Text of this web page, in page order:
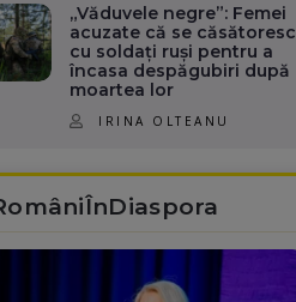
„Văduvele negre”: Femei
acuzate că se căsătoresc
cu soldați ruși pentru a
încasa despăgubiri după
moartea lor
IRINA OLTEANU